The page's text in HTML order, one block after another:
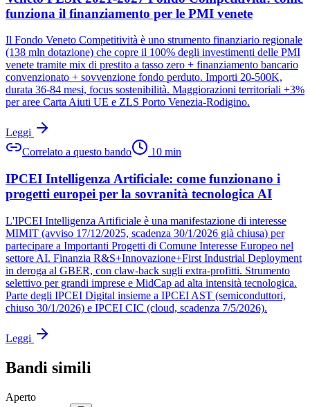
funziona il finanziamento per le PMI venete
Il Fondo Veneto Competitività è uno strumento finanziario regionale
(138 mln dotazione) che copre il 100% degli investimenti delle PMI
venete tramite mix di prestito a tasso zero + finanziamento bancario
convenzionato + sovvenzione fondo perduto. Importi 20-500K,
durata 36-84 mesi, focus sostenibilità. Maggiorazioni territoriali +3%
per aree Carta Aiuti UE e ZLS Porto Venezia-Rodigino.
Leggi
Correlato a questo bando
10 min
IPCEI Intelligenza Artificiale: come funzionano i
progetti europei per la sovranità tecnologica AI
L'IPCEI Intelligenza Artificiale è una manifestazione di interesse
MIMIT (avviso 17/12/2025, scadenza 30/1/2026 già chiusa) per
partecipare a Importanti Progetti di Comune Interesse Europeo nel
settore AI. Finanzia R&S+Innovazione+First Industrial Deployment
in deroga al GBER, con claw-back sugli extra-profitti. Strumento
selettivo per grandi imprese e MidCap ad alta intensità tecnologica.
Parte degli IPCEI Digital insieme a IPCEI AST (semiconduttori,
chiuso 30/1/2026) e IPCEI CIC (cloud, scadenza 7/5/2026).
Leggi
Bandi simili
Aperto